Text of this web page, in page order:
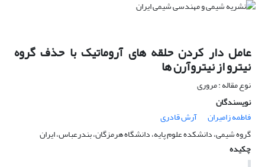
عامل دار کردن حلقه های آروماتیک با حذف گروه
نیترو از نیتروآرن ها
نوع مقاله : مروری
نویسندگان
فاطمه زامیران
آرش قادری
گروه شیمی، دانشکده علوم پایه، دانشگاه هرمزگان، بندرعباس، ایران
چکیده